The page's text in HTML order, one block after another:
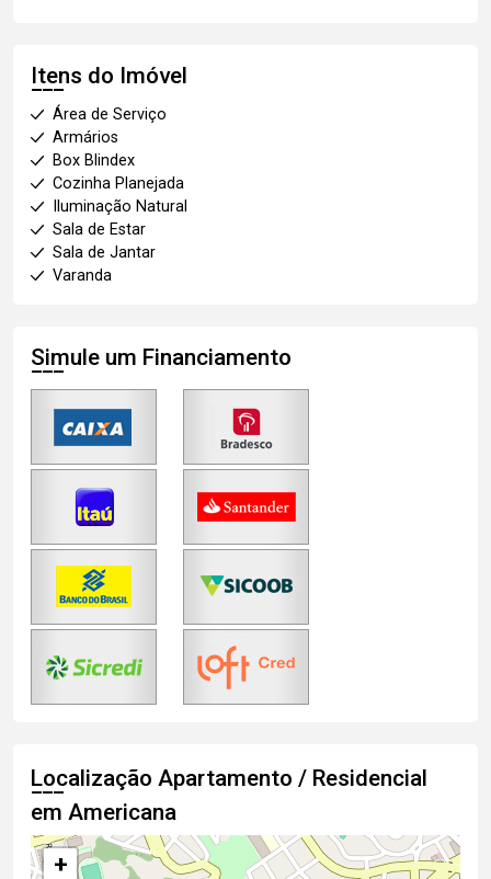
Itens do Imóvel
Área de Serviço
Armários
Box Blindex
Cozinha Planejada
Iluminação Natural
Sala de Estar
Sala de Jantar
Varanda
Simule um Financiamento
Localização Apartamento / Residencial
em Americana
+